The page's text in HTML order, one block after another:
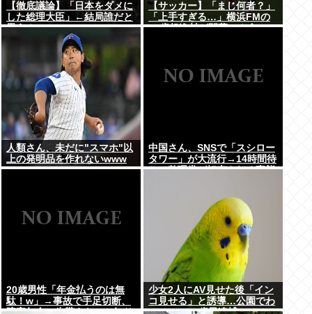
【徹底議論】「日本をダメに
した総理大臣」←結局誰だと
思う？
【サッカー】「まじ何者？」
「上手すぎる…」横浜FMの
16歳超逸材が開幕Jデビュー
人類さん、未だに"スマホ"以
上の発明品を作れないwww
中国さん、SNSで「スシロー
タワー」が大流行→14時間待
ちで整理券が転売される事態
20歳男性「年金払うのは無
駄！w」→事故で手足切断、
少女2人にAV見せた後「イン
コ見せる」と誘導…公園でわ